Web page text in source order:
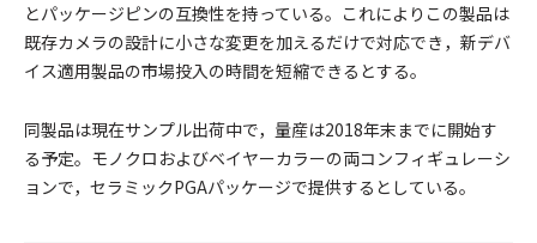
とパッケージピンの互換性を持っている。これによりこの製品は
既存カメラの設計に小さな変更を加えるだけで対応でき，新デバ
イス適用製品の市場投入の時間を短縮できるとする。
同製品は現在サンプル出荷中で，量産は2018年末までに開始す
る予定。モノクロおよびベイヤーカラーの両コンフィギュレーシ
ョンで，セラミックPGAパッケージで提供するとしている。